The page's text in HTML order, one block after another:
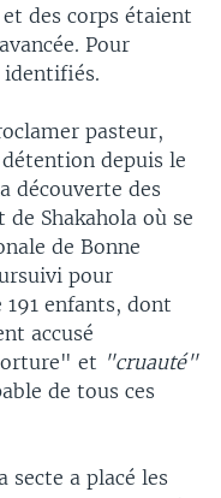
des corps étaient
Pour
pasteur,
depuis le
découverte des
Shakahola où se
de Bonne
pour
enfants, dont
accusé
et "cruauté"
de tous ces
secte a placé les